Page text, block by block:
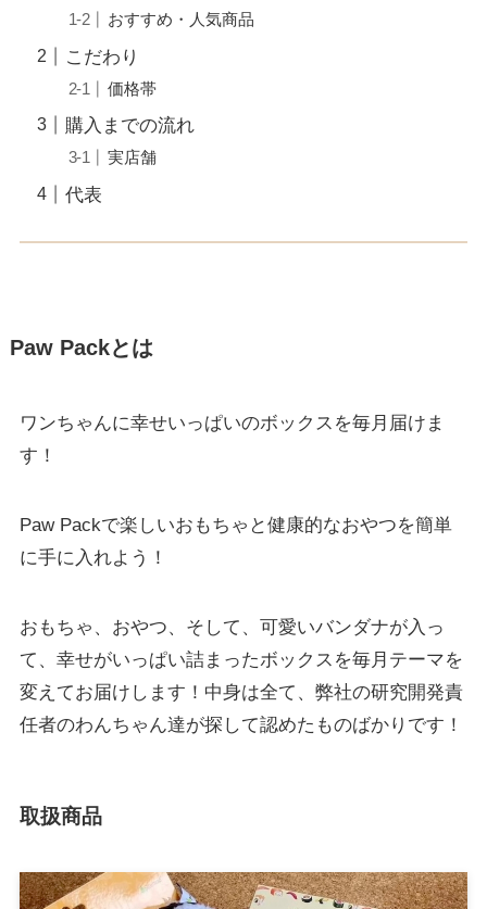
おすすめ・人気商品
こだわり
価格帯
購入までの流れ
実店舗
代表
Paw Packとは
ワンちゃんに幸せいっぱいのボックスを毎月届けま
す！
Paw Packで楽しいおもちゃと健康的なおやつを簡単
に手に入れよう！
おもちゃ、おやつ、そして、可愛いバンダナが入っ
て、幸せがいっぱい詰まったボックスを毎月テーマを
変えてお届けします！中身は全て、弊社の研究開発責
任者のわんちゃん達が探して認めたものばかりです！
取扱商品